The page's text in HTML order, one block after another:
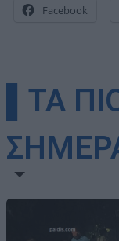
Facebook
▌ΤΑ